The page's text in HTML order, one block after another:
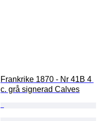
Frankrike 1870 - Nr 41B 4
c. grå signerad Calves